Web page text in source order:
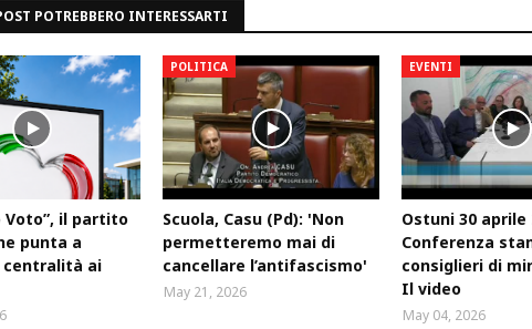
POTREBBERO INTERESSARTI
Voto”, il partito
punta a
ai
POLITICA
Scuola, Casu (Pd): 'Non
permetteremo mai di
cancellare l’antifascismo'
May 21, 2026
EVENTI
Ostuni 30 aprile
Conferenza
consiglieri di
Il video
May 04, 2026